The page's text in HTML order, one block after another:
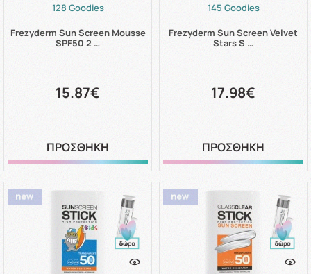
128 Goodies
Frezyderm Sun Screen Mousse
SPF50 2 …
15.87€
ΠΡΟΣΘΗΚΗ
145 Goodies
Frezyderm Sun Screen Velvet
Stars S …
17.98€
ΠΡΟΣΘΗΚΗ